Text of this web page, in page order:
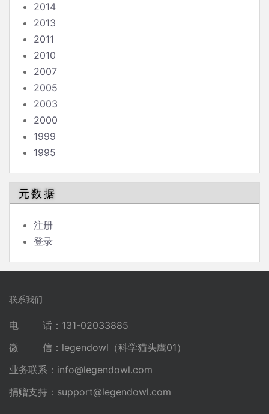
2014
2013
2011
2010
2007
2005
2003
2000
1999
1995
元数据
注册
登录
联系我们
电 话：131-02033885
微 信：legendowl（科学猫头鹰01）
业务联系： info@legendowl.com
捐赠支持： support@legendowl.com